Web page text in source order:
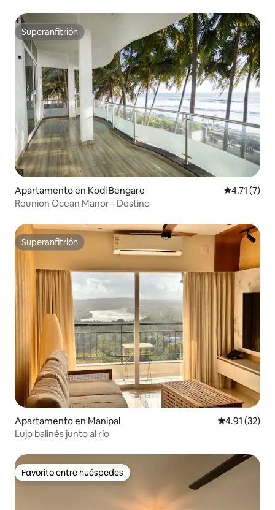
Superanfitrión
Superanfitrión
Apartamento en Kodi Bengare Calificación
4.71 (7)
Reunion Ocean Manor - Destino
Superanfitrión
Superanfitrión
Apartamento en Manipal Calificación
4.91 (32)
Lujo balinés junto al río
Favorito entre huéspedes
Favorito entre huéspedes